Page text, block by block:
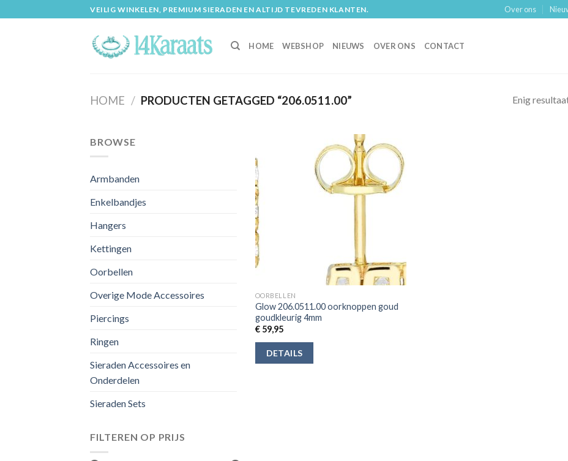
to
VEILIG WINKELEN, PREMIUM SIERADEN EN ALTIJD TEVREDEN KLANTEN. Over ons
HOME WEBSHOP NIEUWS OVER ONS CONTACT
HOME / PRODUCTEN GETAGGED “206.0511.00” Enig
BROWSE
Armbanden
Enkelbandjes
Hangers
Kettingen
Oorbellen
Overige Mode Accessoires
Piercings
Ringen
Sieraden Accessoires en
Onderdelen
Sieraden Sets
FILTEREN OP PRIJS
OORBELLEN
Glow 206.0511.00 oorknoppen goud
goudkleurig 4mm
€59,95
DETAILS